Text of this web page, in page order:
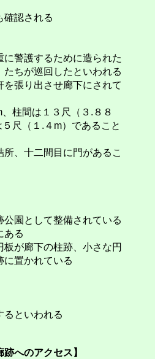
認される
警護するために造られた
ちが巡回したといわれる
張り出させ廊下にされて
柱間は１３尺（３.８８
尺（１.４m）であること
、十二間目に門があるこ
園として整備されている
ある
が廊下の柱跡、小さな円
に置かれている
といわれる
へのアクセス】